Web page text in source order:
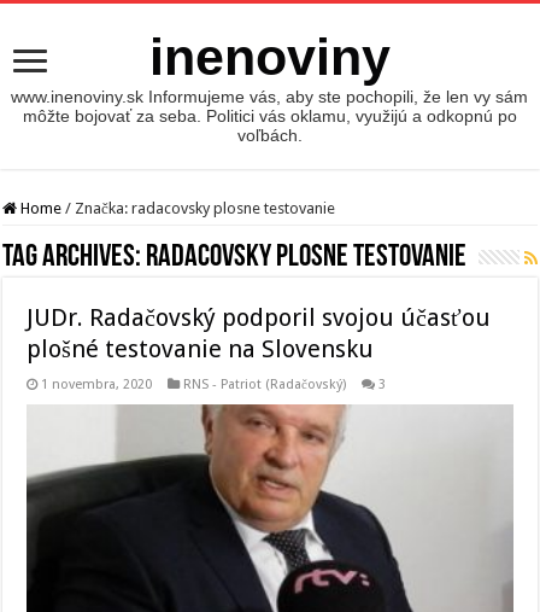
inenoviny
www.inenoviny.sk Informujeme vás, aby ste pochopili, že len vy sám
môžte bojovať za seba. Politici vás oklamu, využijú a odkopnú po
voľbách.
Home / Značka:radacovsky plosne testovanie
Tag Archives: radacovsky plosne testovanie
JUDr. Radačovský podporil svojou účasťou
plošné testovanie na Slovensku
1 novembra, 2020 RNS - Patriot (Radačovský) 3